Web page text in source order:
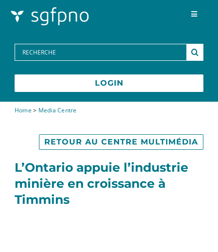
Toggle
FAQs
Contactez-nous
English
Search
for:
LOGIN
Home> Media Centre
L’Ontario appuie l’industrie
minière en croissance à
Timmins
RETOUR AU CENTRE MULTIMÉDIA